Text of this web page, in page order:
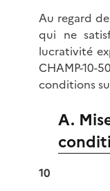
Au regard
qui ne
lucrativité
CHAMP-10-
conditions
A.
10